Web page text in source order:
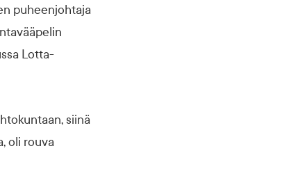
puheenjohtaja
Lotta-
siinä
oli rouva